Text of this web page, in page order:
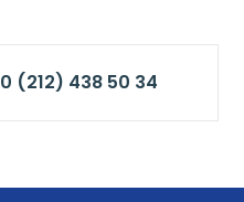
0 (212) 438 50 34